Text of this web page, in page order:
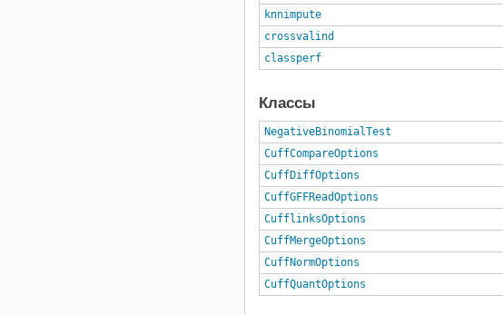
knnimpute
crossvalind
classperf
Классы
NegativeBinomialTest
CuffCompareOptions
CuffDiffOptions
CuffGFFReadOptions
CufflinksOptions
CuffMergeOptions
CuffNormOptions
CuffQuantOptions